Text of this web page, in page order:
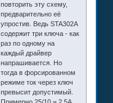
повторить эту схему,
предварительно её
упростив. Ведь STA302A
содержит три ключа - как
раз по одному на
каждый драйвер
напрашивается. Но
тогда в форсированном
режиме ток через ключ
превысит допустимый.